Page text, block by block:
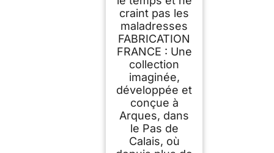
craint pas les
maladresses
FABRICATION
FRANCE : Une
collection
imaginée,
développée et
conçue à
Arques, dans
le Pas de
Calais, où